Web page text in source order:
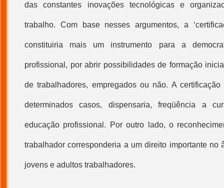
das constantes inovações tecnológicas e
trabalho. Com base nesses argumentos, a ‘
constituiria mais um instrumento para a
profissional , por abrir possibilidades de formação
de trabalhadores, empregados ou não. A
determinados casos, dispensaria, freqüência a
educação profissional . Por outro lado, o
trabalhador corresponderia a um direito importante no
jovens e adultos trabalhadores.